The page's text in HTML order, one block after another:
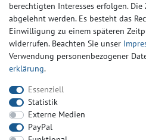
berechtigten Interesses erfolgen.
abgelehnt werden. Es besteht das
Einwilligung zu einem späteren
widerrufen. Beachten Sie unser
Verwendung personenbezogener
erklärung.
Essenziell
Statistik
Externe Medien
PayPal